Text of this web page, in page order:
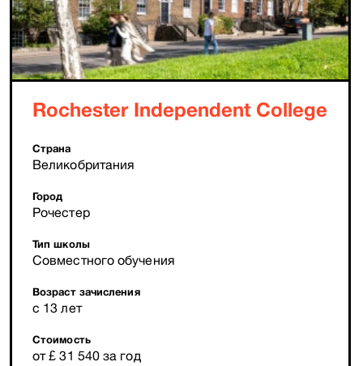
Rochester Independent College
Страна
Великобритания
Город
Рочестер
Тип школы
Совместного обучения
Возраст зачисления
с 13 лет
Стоимость
от £ 31 540 за год